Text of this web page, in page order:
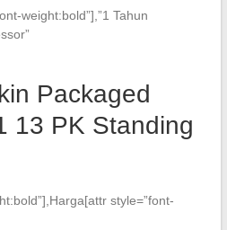
weight:bold”],”1 Tahun
Packaged
13 PK Standing
style=”font-